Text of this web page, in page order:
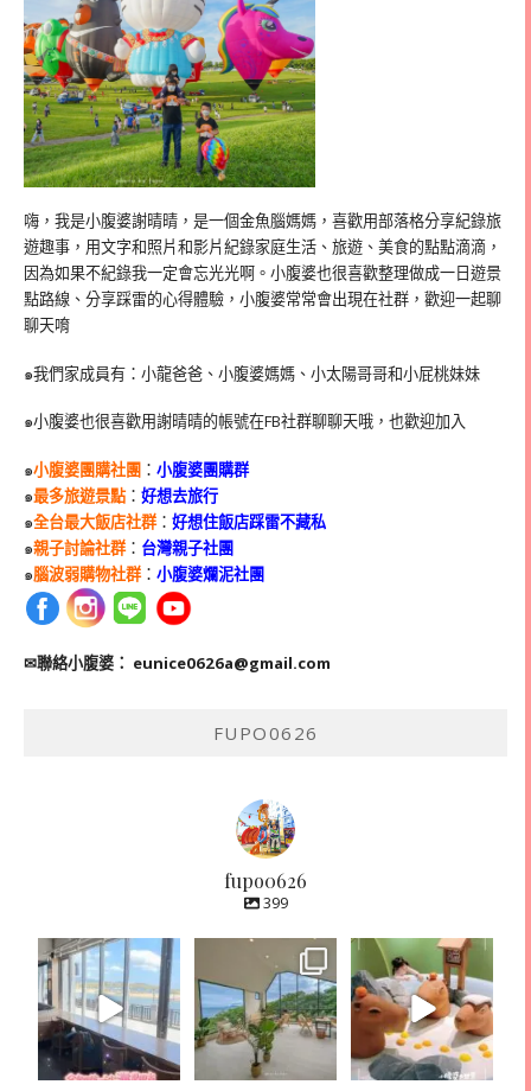
嗨，我是小腹婆謝晴晴，是一個金魚腦媽媽，喜歡用部落格分享紀錄旅
遊趣事，用文字和照片和影片紀錄家庭生活、旅遊、美食的點點滴滴，
因為如果不紀錄我一定會忘光光啊。小腹婆也很喜歡整理做成一日遊景
點路線、分享踩雷的心得體驗，小腹婆常常會出現在社群，歡迎一起聊
聊天唷
๑我們家成員有：小龍爸爸、小腹婆媽媽、小太陽哥哥和小屁桃妹妹
๑小腹婆也很喜歡用謝晴晴的帳號在FB社群聊聊天哦，也歡迎加入
๑小腹婆團購社團 ： 小腹婆團購群
๑最多旅遊景點： 好想去旅行
๑全台最大飯店社群： 好想住飯店踩雷不藏私
๑親子討論社群： 台灣親子社團
๑腦波弱購物社群： 小腹婆爛泥社團
✉聯絡小腹婆： eunice0626a@gmail.com
FUPO0626
fupo0626
399